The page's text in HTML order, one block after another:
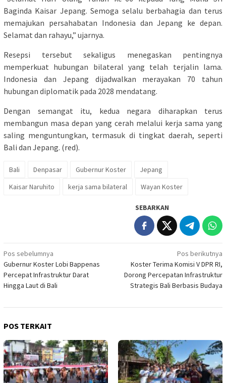
Baginda Kaisar Jepang. Semoga selalu berbahagia dan terus
memajukan persahabatan Indonesia dan Jepang ke depan.
Selamat dan rahayu,” ujarnya.
Resepsi tersebut sekaligus menegaskan pentingnya
memperkuat hubungan bilateral yang telah terjalin lama.
Indonesia dan Jepang dijadwalkan merayakan 70 tahun
hubungan diplomatik pada 2028 mendatang.
Dengan semangat itu, kedua negara diharapkan terus
membangun masa depan yang cerah melalui kerja sama yang
saling menguntungkan, termasuk di tingkat daerah, seperti
Bali dan Jepang. (red).
Bali Denpasar Gubernur Koster
Jepang
Kaisar Naruhito
kerja sama bilateral Wayan Koster
SEBARKAN
Navigasi
pos
Pos sebelumnya
Gubernur Koster Lobi Bappenas
Percepat Infrastruktur Darat
Hingga Laut di Bali
Pos berikutnya
Koster Terima Komisi V DPR RI,
Dorong Percepatan Infrastruktur
Strategis Bali Berbasis Budaya
POS TERKAIT